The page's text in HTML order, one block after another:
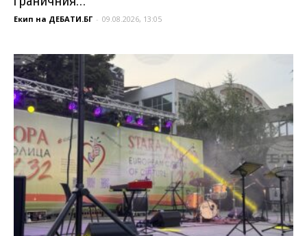
Екип на ДЕБАТИ.БГ - 09.08.2026, 13:05